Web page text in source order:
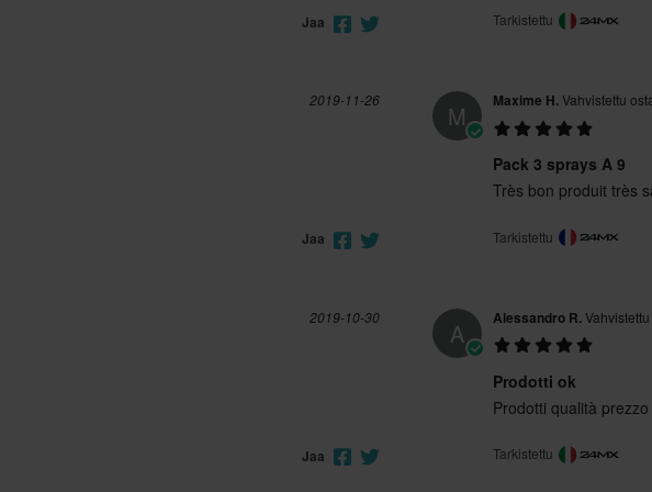
Jaa Tarkistettu
2019-11-26
Jaa
M Maxime H.Vahvistettu
Pack 3 sprays A 9
Très bon produit très
Tarkistettu
2019-10-30
Jaa
A Alessandro R.
Prodotti ok
Prodotti qualità
Tarkistettu